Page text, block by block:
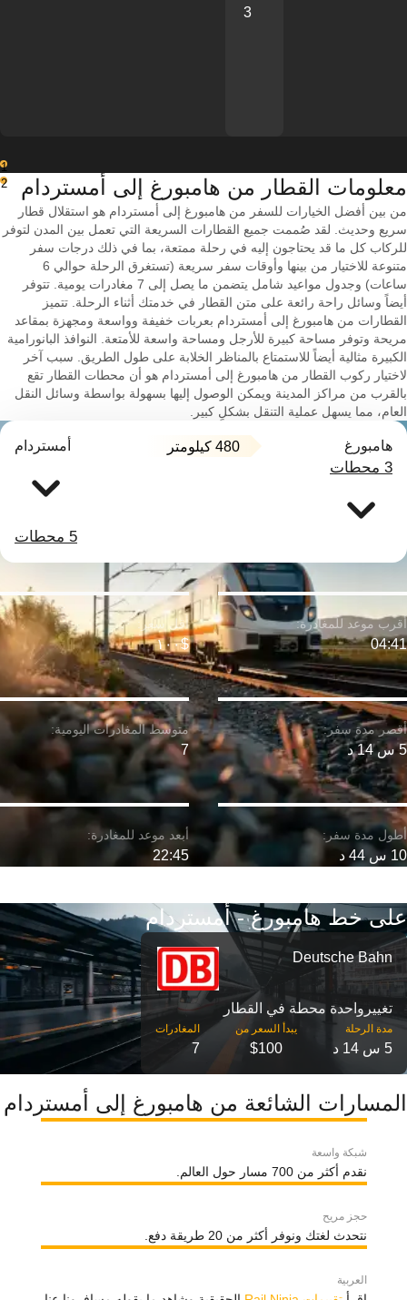
3
1
2
معلومات القطار من ‎هامبورغ إلى ‎أمستردام
من بين أفضل الخيارات للسفر من هامبورغ إلى أمستردام هو استقلال قطار
سريع وحديث. لقد صُممت جميع القطارات السريعة التي تعمل بين المدن لتوفر
للركاب كل ما قد يحتاجون إليه في رحلة ممتعة، بما في ذلك درجات سفر
متنوعة للاختيار من بينها وأوقات سفر سريعة (تستغرق الرحلة حوالي 6
ساعات) وجدول مواعيد شامل يتضمن ما يصل إلى 7 مغادرات يومية. تتوفر
أيضاً وسائل راحة رائعة على متن القطار في خدمتك أثناء الرحلة. تتميز
القطارات من هامبورغ إلى أمستردام بعربات خفيفة وواسعة ومجهزة بمقاعد
مريحة وتوفر مساحة كبيرة للأرجل ومساحة واسعة للأمتعة. النوافذ البانورامية
الكبيرة مثالية أيضاً للاستمتاع بالمناظر الخلابة على طول الطريق. سبب آخر
لاختيار ركوب القطار من هامبورغ إلى أمستردام هو أن محطات القطار تقع
بالقرب من مراكز المدينة ويمكن الوصول إليها بسهولة بواسطة وسائل النقل
العام، مما يسهل عملية التنقل بشكلٍ كبير.
هامبورغ 480 كيلومتر أمستردام
3 محطات
5 محطات
5 س 14 د
04:41
10 س 44 د
$١٠٠
7
22:45
على خط هامبورغ - أمستردام
Deutsche Bahn
تغییرواحدة محطة في القطار
مدة الرحلة
5 س 14 د $100
7
المسارات الشائعة من هامبورغ إلى أمستردام
شبكة واسعة
نقدم أكثر من 700 مسار حول العالم.
حجز مريح
نتحدث لغتك ونوفر أكثر من 20 طريقة دفع.
العربية